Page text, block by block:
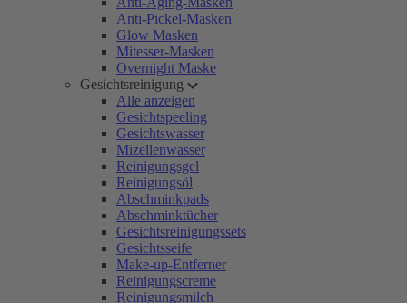
Anti-Pickel-Masken
Glow Masken
Mitesser-Masken
Overnight Maske
Gesichtsreinigung
Alle anzeigen
Gesichtspeeling
Gesichtswasser
Mizellenwasser
Reinigungsgel
Reinigungsöl
Abschminkpads
Abschminktücher
Gesichtsreinigungssets
Gesichtsseife
Make-up-Entferner
Reinigungscreme
Reinigungsmilch